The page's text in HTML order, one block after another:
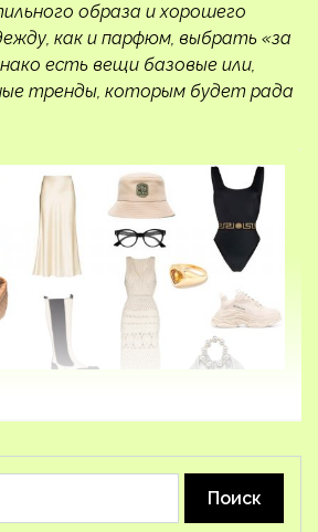
образа и хорошего
как и парфюм, выбрать «за
есть вещи базовые или,
тренды, которым будет рада